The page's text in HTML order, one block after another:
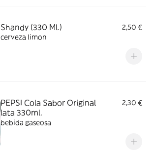
Shandy (330 Ml.)
2,50 €
cerveza limon
PEPSI Cola Sabor Original
lata 330ml.
2,30 €
bebida gaseosa